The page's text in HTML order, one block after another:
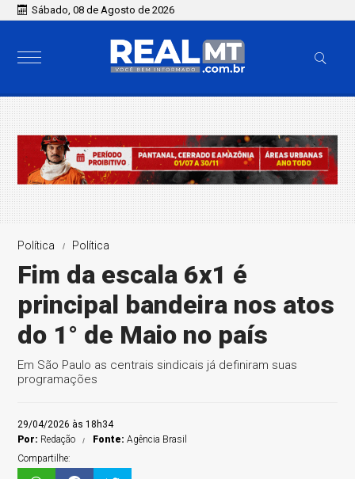
Sábado, 08 de Agosto de 2026
Política Política
Fim da escala 6x1 é
principal bandeira nos atos
do 1° de Maio no país
Em São Paulo as centrais sindicais já definiram suas
programações
29/04/2026 às 18h34
Por: Redação Fonte:Agência Brasil
Compartilhe: